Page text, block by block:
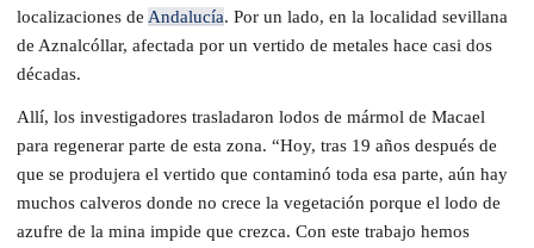
localizaciones de Andalucía. Por un lado, en la localidad sevillana
de Aznalcóllar, afectada por un vertido de metales hace casi dos
décadas.
Allí, los investigadores trasladaron lodos de mármol de Macael
para regenerar parte de esta zona. “Hoy, tras 19 años después de
que se produjera el vertido que contaminó toda esa parte, aún hay
muchos calveros donde no crece la vegetación porque el lodo de
azufre de la mina impide que crezca. Con este trabajo hemos